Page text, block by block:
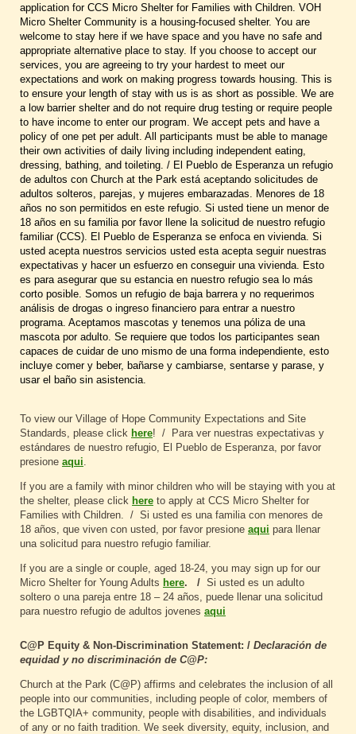
application for CCS Micro Shelter for Families with Children. VOH
Micro Shelter Community is a housing-focused shelter. You are
welcome to stay here if we have space and you have no safe and
appropriate alternative place to stay. If you choose to accept our
services, you are agreeing to try your hardest to meet our
expectations and work on making progress towards housing. This is
to ensure your length of stay with us is as short as possible. We are
a low barrier shelter and do not require drug testing or require people
to have income to enter our program. We accept pets and have a
policy of one pet per adult. All participants must be able to manage
their own activities of daily living including independent eating,
dressing, bathing, and toileting. / El Pueblo de Esperanza un refugio
de adultos con Church at the Park está aceptando solicitudes de
adultos solteros, parejas, y mujeres embarazadas. Menores de 18
años no son permitidos en este refugio. Si usted tiene un menor de
18 años en su familia por favor llene la solicitud de nuestro refugio
familiar (CCS). El Pueblo de Esperanza se enfoca en vivienda. Si
usted acepta nuestros servicios usted esta acepta seguir nuestras
expectativas y hacer un esfuerzo en conseguir una vivienda. Esto
es para asegurar que su estancia en nuestro refugio sea lo más
corto posible. Somos un refugio de baja barrera y no requerimos
análisis de drogas o ingreso financiero para entrar a nuestro
programa. Aceptamos mascotas y tenemos una póliza de una
mascota por adulto. Se requiere que todos los participantes sean
capaces de cuidar de uno mismo de una forma independiente, esto
incluye comer y beber, bañarse y cambiarse, sentarse y parase, y
usar el baño sin asistencia.
To view our Village of Hope Community Expectations and Site
Standards, please click here! / Para ver nuestras expectativas y
estándares de nuestro refugio, El Pueblo de Esperanza, por favor
presione aqui
If you are a family with minor children who will be staying with you at
the shelter, please click here to apply at CCS Micro Shelter for
Families with Children. / Si usted es una familia con menores de
18 años, que viven con usted, por favor presione aqui para llenar
una solicitud para nuestro refugio familiar.
If you are a single or couple, aged 18-24, you may sign up for our
Micro Shelter for Young Adults here. / Si usted es un adulto
soltero o una pareja entre 18 – 24 años, puede llenar una solicitud
para nuestro refugio de adultos jovenes aqui
C@P Equity & Non-Discrimination Statement: / Declaración de
equidad y no discriminación de C@P:
Church at the Park (C@P) affirms and celebrates the inclusion of all
people into our communities, including people of color, members of
the LGBTQIA+ community, people with disabilities, and individuals
of any or no faith tradition. We seek diversity, equity, inclusion, and